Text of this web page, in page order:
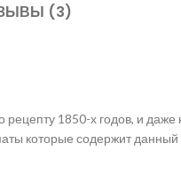
(3)
1850-х годов, и
которые содержит